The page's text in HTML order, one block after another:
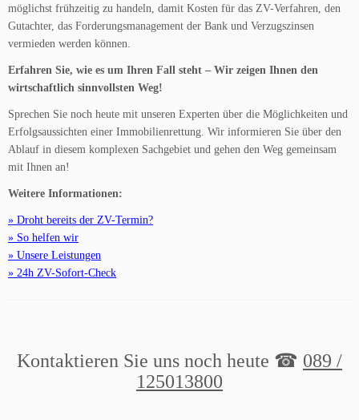
möglichst frühzeitig zu handeln, damit Kosten für das ZV-Verfahren, den
Gutachter, das Forderungsmanagement der Bank und Verzugszinsen
vermieden werden können.
Erfahren Sie, wie es um Ihren Fall steht – Wir zeigen Ihnen den
wirtschaftlich sinnvollsten Weg!
Sprechen Sie noch heute mit unseren Experten über die Möglichkeiten und
Erfolgsaussichten einer Immobilienrettung. Wir informieren Sie über den
Ablauf in diesem komplexen Sachgebiet und gehen den Weg gemeinsam
mit Ihnen an!
Weitere Informationen:
» Droht bereits der ZV-Termin?
» So helfen wir
» Unsere Leistungen
» 24h ZV-Sofort-Check
Kontaktieren Sie uns noch heute ☎ 089 /
125013800